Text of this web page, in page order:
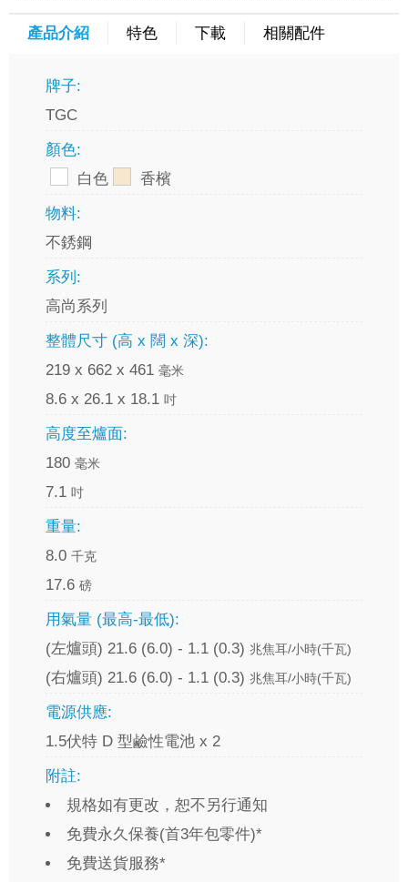
產品介紹 特色 下載 相關配件
牌子:
TGC
顏色:
白色
香檳
物料:
不銹鋼
系列:
高尚系列
整體尺寸 (高 x 闊 x 深):
219 x 662 x 461 毫米
8.6 x 26.1 x 18.1 吋
高度至爐面:
180 毫米
7.1 吋
重量:
8.0 千克
17.6 磅
用氣量 (最高-最低):
(左爐頭) 21.6 (6.0) - 1.1 (0.3) 兆焦耳/小時(千瓦)
(右爐頭) 21.6 (6.0) - 1.1 (0.3) 兆焦耳/小時(千瓦)
電源供應:
1.5伏特 D 型鹼性電池 x 2
附註:
規格如有更改，恕不另行通知
免費永久保養(首3年包零件)*
免費送貨服務*